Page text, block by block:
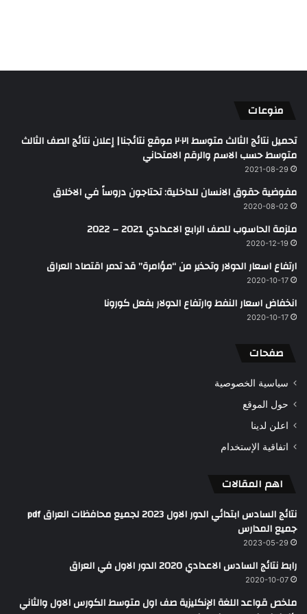
منوعات
تحميل نتائج الثالث متوسط ٢٠٢١ موقع نتائجنا| إعلان نتائج الصف الثالث
متوسط حسب الاسم والرقم الامتحاني
2021-08-29
مفوضية حقوق الانسان للداخلية: تحتاجون دروساً في الاخلاق
2020-08-02
ملزمة الحاسوب للصف الرابع الاعدادي 2021 – 2022
2020-12-19
ارتفاع اسعار الدولار وتحذير من “مؤامرة” قد تدمر اقتصاد العراق
2020-10-17
انخفاض اسعار النفط وارتفاع الدولار بفعل كورونا
2020-10-17
صفحات
سياسية الخصوصية
حول الموقع
اعلن لدينا
اتفاقية الإستخدام
اهم المقالات
نتائج السادس ابتدائي الدور الاول 2023 لجميع محافظات العراق pdf
جميع المدارس
2023-05-29
رابط نتائج السادس الاعدادي 2020 الدور الاول في العراق
2020-10-07
ملخص قواعد اللغة الإنكليزية صف اول متوسط الكورس الاول والثاني